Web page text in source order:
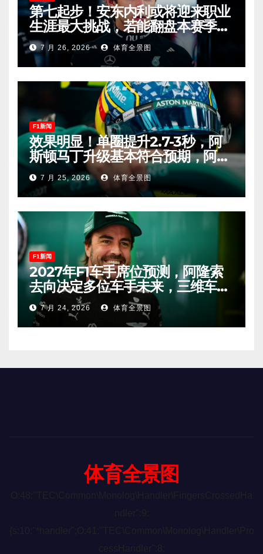
第七起步！安东内利或将迎来职业
生涯最大挑战，若能翻盘本赛季争
冠有望！
7 月 26, 2026 体育全景图
F1新闻
效果明显！单圈提升2.7-3秒，阿
斯顿马丁升级基本符合预期，阿隆
索有望在匈牙利进入Q2！
7 月 25, 2026 体育全景图
F1新闻
2027年F1车手席位预测，阿隆索
去向决定多位车手未来，三维车手
恐将离开。
7 月 24, 2026 体育全景图
体育全景图